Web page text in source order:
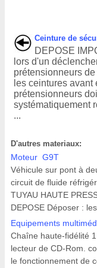
Ceinture de
DEPOSE
lors d'un
prétensionneurs
les ceintures avant
prétensionneurs
systématiquement
...
D'autres materiaux:
Moteur G9T
Véhicule sur pont à
circuit de fluide
TUYAU HAUTE
DEPOSE Déposer :
Equipements
Chaîne haute-fidélité
lecteur de CD-Rom.
le fonctionnement de